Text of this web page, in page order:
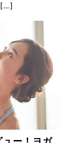
[…]